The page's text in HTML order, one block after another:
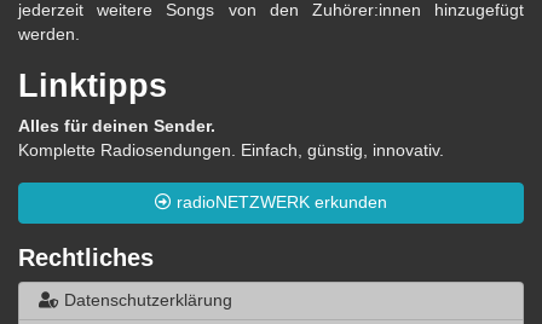
jederzeit weitere Songs von den Zuhörer:innen hinzugefügt
werden.
Linktipps
Alles für deinen Sender.
Komplette Radiosendungen. Einfach, günstig, innovativ.
radioNETZWERK erkunden
Rechtliches
Datenschutzerklärung